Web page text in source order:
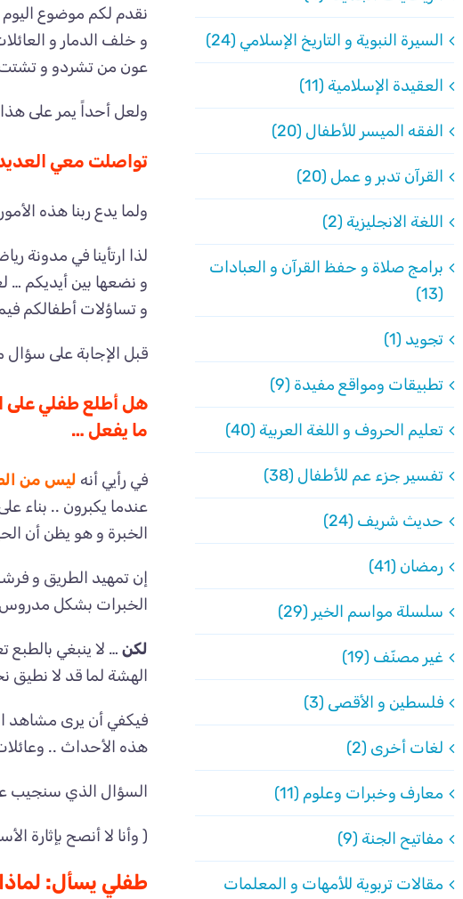
نقدم لكم موضوع
و خلف الدمار و
عون من تشردو و تشتت
ولعل أحداً يمر على
تواصلت معي
ولما يدع ربنا هذه
لذا ارتأينا في مدونة
و نضعها بين أيديكم
و تساؤلات أطفالكم
قبل الإجابة على
هل أطلع طفلي على
ما يفعل …
في رأيي أنه ليس من
عندما يكبرون .. بناء
الخبرة و هو يظن أن
إن تمهيد الطريق و
الخبرات بشكل مدروس
لكن … لا ينبغي
الهشة لما قد لا نطيق
فيكفي أن يرى مشاهد
هذه الأحداث ..
السؤال الذي سنجيب
( وأنا لا أنصح بإثارة
طفلي يسأل:
السيرة النبوية و التاريخ الإسلامي (24)
العقيدة الإسلامية (11)
الفقه الميسر للأطفال (20)
القرآن تدبر و عمل (20)
اللغة الانجليزية (2)
برامج صلاة و حفظ القرآن و العبادات
(13)
تجويد (1)
تطبيقات ومواقع مفيدة (9)
تعليم الحروف و اللغة العربية (40)
تفسير جزء عم للأطفال (38)
حديث شريف (24)
رمضان (41)
سلسلة مواسم الخير (29)
غير مصنّف (19)
فلسطين و الأقصى (3)
لغات أخرى (2)
معارف وخبرات وعلوم (11)
مفاتيح الجنة (9)
مقالات تربوية للأمهات و المعلمات